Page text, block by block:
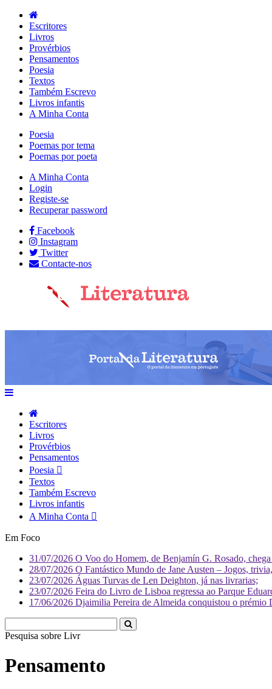
Escritores
Livros
Provérbios
Pensamentos
Poesia
Textos
Também Escrevo
Livros infantis
A Minha Conta
Poesia
Poemas por tema
Poemas por poeta
A Minha Conta
Login
Registe-se
Recuperar password
Facebook
Instagram
Twitter
Contacte-nos
Escritores
Livros
Provérbios
Pensamentos
Poesia
Textos
Também Escrevo
Livros infantis
A Minha Conta
Em Foco
31/07/2026 O Voo do Homem, de Benjamín G. Rosado,
28/07/2026 O Fantástico Mundo de Jane Austen – Jogos,
23/07/2026 Águas Turvas de Len Deighton, já nas livrarias;
23/07/2026 Feira do Livro de Lisboa regressa ao Parque
17/06/2026 Djaimilia Pereira de Almeida conquistou o
Pesquisa sobre Literatura
Pensamento